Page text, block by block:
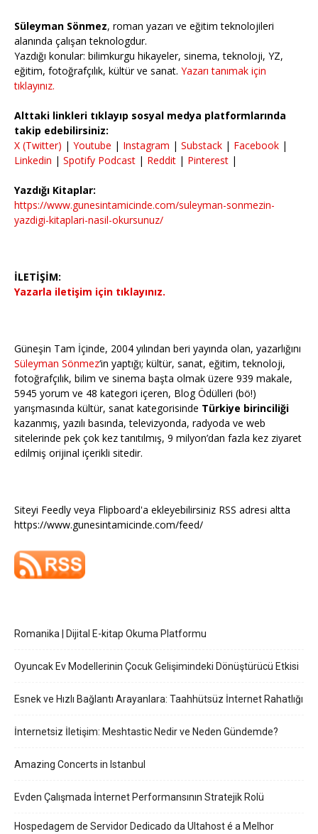
Süleyman Sönmez, roman yazarı ve eğitim teknolojileri
alanında çalışan teknologdur.
Yazdığı konular: bilimkurgu hikayeler, sinema, teknoloji, YZ,
eğitim, fotoğrafçılık, kültür ve sanat. Yazarı tanımak için
tıklayınız.
Alttaki linkleri tıklayıp sosyal medya platformlarında
takip edebilirsiniz:
X (Twitter) | Youtube | Instagram | Substack | Facebook |
Linkedin | Spotify Podcast | Reddit | Pinterest |
Yazdığı Kitaplar:
https://www.gunesintamicinde.com/suleyman-sonmezin-
yazdigi-kitaplari-nasil-okursunuz/
İLETİŞİM:
Yazarla iletişim için tıklayınız.
Güneşin Tam İçinde, 2004 yılından beri yayında olan, yazarlığını
Süleyman Sönmez‘in yaptığı; kültür, sanat, eğitim, teknoloji,
fotoğrafçılık, bilim ve sinema başta olmak üzere 939 makale,
5945 yorum ve 48 kategori içeren, Blog Ödülleri (bö!)
yarışmasında kültür, sanat kategorisinde Türkiye birinciliği
kazanmış, yazılı basında, televizyonda, radyoda ve web
sitelerinde pek çok kez tanıtılmış, 9 milyon’dan fazla kez ziyaret
edilmiş orijinal içerikli sitedir.
Siteyi Feedly veya Flipboard'a ekleyebilirsiniz RSS adresi altta
https://www.gunesintamicinde.com/feed/
Romanika | Dijital E-kitap Okuma Platformu
Oyuncak Ev Modellerinin Çocuk Gelişimindeki Dönüştürücü Etkisi
Esnek ve Hızlı Bağlantı Arayanlara: Taahhütsüz İnternet Rahatlığı
İnternetsiz İletişim: Meshtastic Nedir ve Neden Gündemde?
Amazing Concerts in Istanbul
Evden Çalışmada İnternet Performansının Stratejik Rolü
Hospedagem de Servidor Dedicado da Ultahost é a Melhor